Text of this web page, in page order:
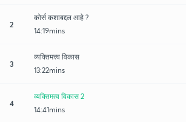
2
कोर्स कशाबद्दल आहे ?
14:19mins
3
व्यक्तिमत्त्व विकास
13:22mins
4
व्यक्तिमत्व विकास 2
14:41mins